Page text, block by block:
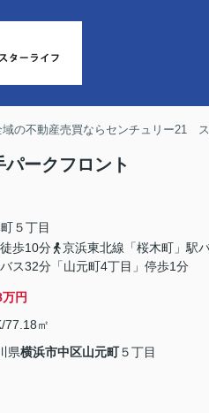
の不動産売買ならセンチュリー21
ークフロント
５丁目
歩10分
京浜東北線「桜木町」駅
ス32分「山元町4丁目」停歩1分
円
77.18㎡
県横浜市中区山元町５丁目